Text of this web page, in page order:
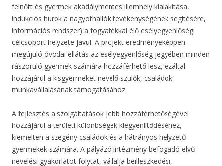
felnőtt és gyermek akadálymentes illemhely kialakítása,
indukciós hurok a nagyothallók tevékenységének segítésére,
információs rendszer) a fogyatékkal élő esélyegyenlőségi
célcsoport helyzete javul. A projekt eredményeképpen
megújuló óvodai ellátás az esélyegyenlőség jegyében minden
rászoruló gyermek számára hozzáférhető lesz, ezáltal
hozzájárul a kisgyermeket nevelő szülők, családok
munkavállalásának támogatásához.
A fejlesztés a szolgáltatások jobb hozzáférhetőségével
hozzájárul a területi különbségek kiegyenlítődéséhez,
kiemelten a szegény családok és a hátrányos helyzetű
gyermekek számára. A pályázó intézmény befogadó elvű
nevelési gyakorlatot folytat, vállalja beilleszkedési,